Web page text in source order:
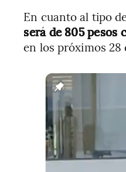
En cuanto al tipo
será de 805 pesos
en los próximos